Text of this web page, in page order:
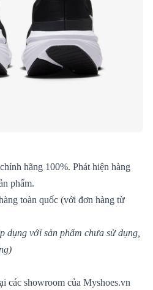
hãng 100%. Phát hiện hàng
phẩm.
toàn quốc (với đơn hàng từ
dụng với sản phẩm chưa sử dụng,
các showroom của Myshoes.vn